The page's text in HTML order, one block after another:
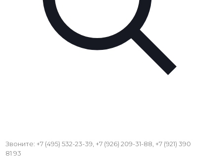
Звоните: +7 (495) 532-23-39, +7 (926) 209-31-88, +7 (921) 390
81 93